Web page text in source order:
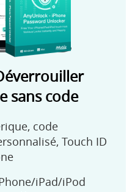
sans code
code
Touch ID
iPad/iPod